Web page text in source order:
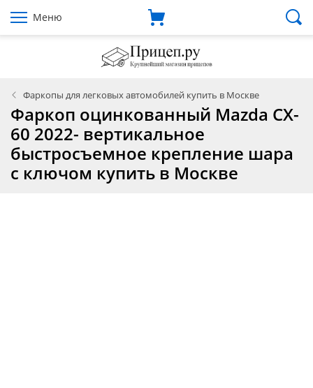
Меню
Фаркопы для легковых автомобилей купить в Москве
Фаркоп оцинкованный Mazda CX-
60 2022- вертикальное
быстросъемное крепление шара
с ключом купить в Москве